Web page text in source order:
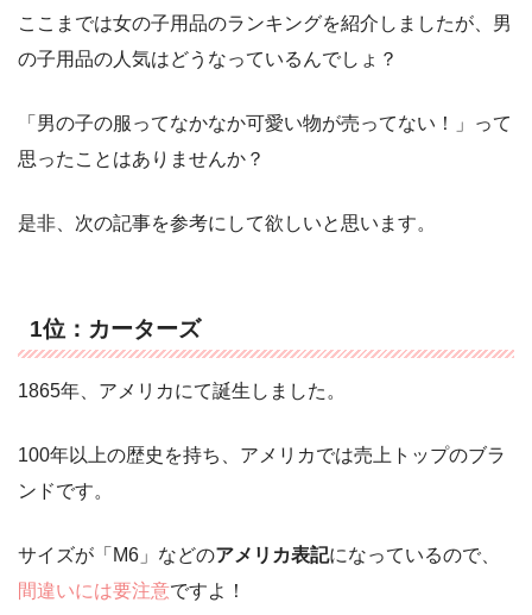
ここまでは女の子用品のランキングを紹介しましたが、男
の子用品の人気はどうなっているんでしょ？
「男の子の服ってなかなか可愛い物が売ってない！」って
思ったことはありませんか？
是非、次の記事を参考にして欲しいと思います。
1位：カーターズ
1865年、アメリカにて誕生しました。
100年以上の歴史を持ち、アメリカでは売上トップのブラ
ンドです。
サイズが「M6」などのアメリカ表記になっているので、
間違いには要注意ですよ！